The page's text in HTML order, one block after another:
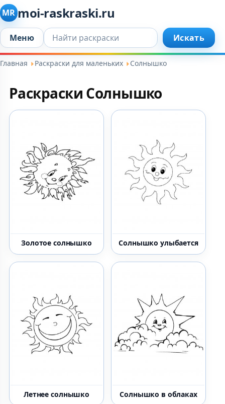
MR moi-raskraski.ru
Меню Искать... Искать
Главная Раскраски для маленьких Солнышко
Раскраски Солнышко
Золотое солнышко Солнышко улыбается
Летнее солнышко Солнышко в облаках